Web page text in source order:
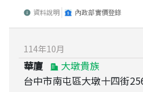
資料說明 內政部實價登錄
114年10月
華廈
大墩貴族
台中市南屯區大墩十四街